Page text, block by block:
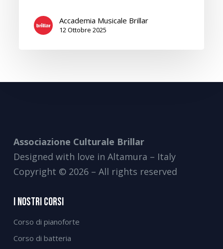
Accademia Musicale Brillar
12 Ottobre 2025
Associazione Culturale Brillar
Designed with love in Altamura – Italy
Copyright © 2026 – All rights reserved
I Nostri Corsi
Corso di pianoforte
Corso di batteria